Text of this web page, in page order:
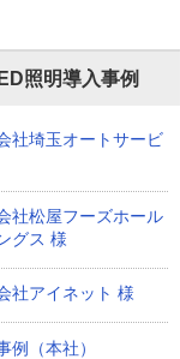
照明導入事例
社埼玉オートサービ
社松屋フーズホール
グス 様
社アイネット 様
例（本社）